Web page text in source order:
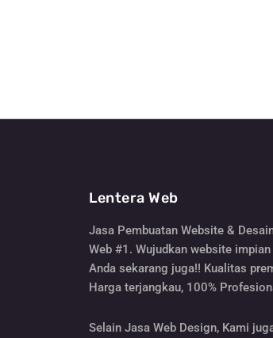
Lentera Web
Jasa Pembuatan Website &
Web #1. Wujudkan website impian
Anda sekarang juga!! Kualitas
Harga terjangkau, 100%
Selain Jasa Web Design, Kami